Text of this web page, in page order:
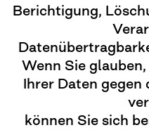
Berichtigung,
Wenn Sie
Ihrer Daten
können Sie sich